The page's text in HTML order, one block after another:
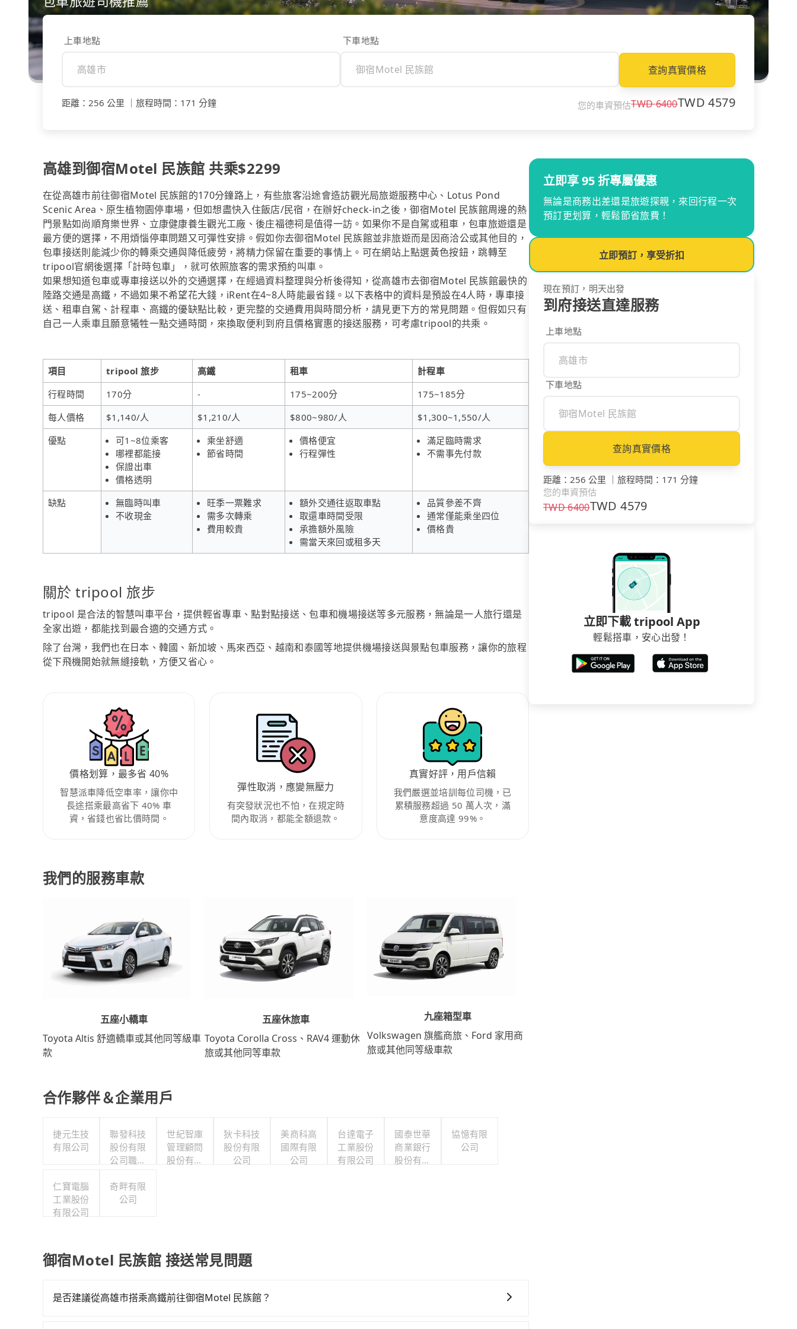
上車地點 下車地點
查詢真實價格
距離 ： 256 公里 旅程時間 ： 171 分鐘 您的車資預估TWD6400TWD4579
高雄到御宿Motel 民族館 共乘$2299
在從高雄市前往御宿Motel 民族館的170分鐘路上，有些旅客沿途會造訪觀光局旅遊服務中心、Lotus Pond
Scenic Area、原生植物園停車場，但如想盡快入住飯店/民宿，在辦好check-in之後，御宿Motel 民族館周邊的熱
門景點如尚順育樂世界、立康健康養生觀光工廠、後庄福德祠是值得一訪。如果你不是自駕或租車，包車旅遊還是
最方便的選擇，不用煩惱停車問題又可彈性安排。假如你去御宿Motel 民族館並非旅遊而是因商洽公或其他目的，
包車接送則能減少你的轉乘交通與降低疲勞，將精力保留在重要的事情上。可在網站上點選黃色按鈕，跳轉至
tripool官網後選擇「計時包車」，就可依照旅客的需求預約叫車。
如果想知道包車或專車接送以外的交通選擇，在經過資料整理與分析後得知，從高雄市去御宿Motel 民族館最快的
陸路交通是高鐵，不過如果不希望花大錢，iRent在4~8人時能最省錢。以下表格中的資料是預設在4人時，專車接
送、租車自駕、計程車、高鐵的優缺點比較，更完整的交通費用與時間分析，請見更下方的常見問題。但假如只有
自己一人乘車且願意犧牲一點交通時間，來換取便利到府且價格實惠的接送服務，可考慮tripool的共乘。
項目 tripool 旅步 高鐵 租車
計程車
行程時間
170分 - 175~200分
175~185分
每人價格
$1,140/人 $1,210/人 $800~980/人
$1,300~1,550/人
優點
可1~8位乘客
哪裡都能接
保證出車
價格透明
乘坐舒適
節省時間
價格便宜
行程彈性
滿足臨時需求
不需事先付款
缺點
無臨時叫車
不收現金
旺季一票難求
需多次轉乘
費用較貴
額外交通往返取車點
取還車時間受限
承擔額外風險
需當天來回或租多天
品質參差不齊
通常僅能乘坐四位
價格貴
關於 tripool 旅步
tripool 是合法的智慧叫車平台，提供輕省專車、點對點接送、包車和機場接送等多元服務，無論是一人旅行還是
全家出遊，都能找到最合適的交通方式。
除了台灣，我們也在日本、韓國、新加坡、馬來西亞、越南和泰國等地提供機場接送與景點包車服務，讓你的旅程
從下飛機開始就無縫接軌，方便又省心。
價格划算，最多省 40%
智慧派車降低空車率，讓你中
長途搭乘最高省下 40% 車
資，省錢也省比價時間。
彈性取消，應變無壓力
有突發狀況也不怕，在規定時
間內取消，都能全額退款。
真實好評，用戶信賴
我們嚴選並培訓每位司機，已
累積服務超過 50 萬人次，滿
意度高達 99%。
我們的服務車款
五座小轎車
Toyota Altis 舒適轎車或其他同等級車
款
五座休旅車
Toyota Corolla Cross、RAV4 運動休
旅或其他同等車款
九座箱型車
Volkswagen 旗艦商旅、Ford 家用商
旅或其他同等級車款
合作夥伴＆企業用戶
捷元生技
有限公司
聯發科技
股份有限
公司職工
會
世紀智庫
管理顧問
股份有限
狄卡科技
股份有限
公司
美商科高
國際有限
公司
台達電子
工業股份
有限公司
國泰世華
商業銀行
股份有限
協憶有限
公司
仁寶電腦
工業股份
有限公司
奇畔有限
公司
御宿Motel 民族館 接送常見問題
是否建議從高雄市搭乘高鐵前往御宿Motel 民族館？
立即享 95 折專屬優惠
無論是商務出差還是旅遊探親，來回行程一次
預訂更划算，輕鬆節省旅費！
立即預訂，享受折扣
現在預訂，明天出發
到府接送直達服務
上車地點
下車地點
查詢真實價格
距離 ： 256 公里 ｜ 旅程時間 ： 171 分鐘
您的車資預估
TWD6400TWD4579
立即下載 tripool App
輕鬆搭車，安心出發！